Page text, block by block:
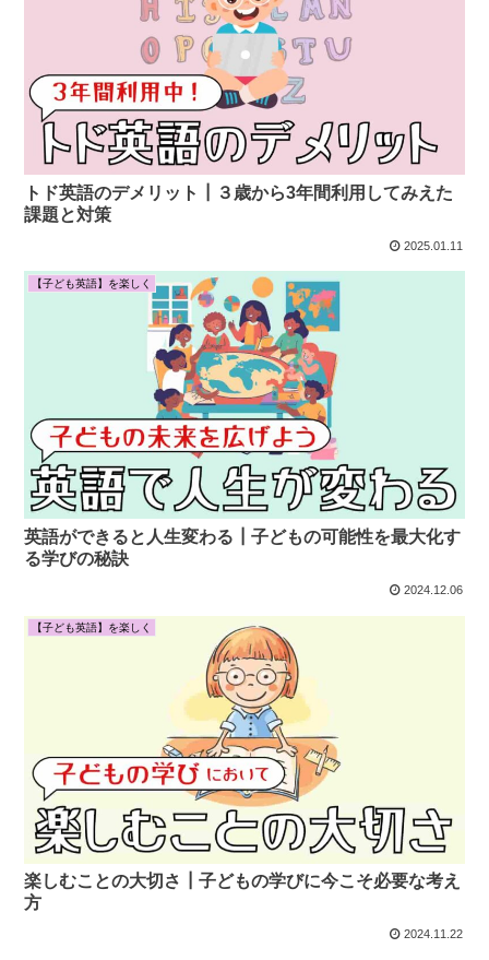
トド英語のデメリット┃３歳から3年間利用してみえた
課題と対策
2025.01.11
【子ども英語】を楽しく
英語ができると人生変わる┃子どもの可能性を最大化す
る学びの秘訣
2024.12.06
【子ども英語】を楽しく
楽しむことの大切さ┃子どもの学びに今こそ必要な考え
方
2024.11.22